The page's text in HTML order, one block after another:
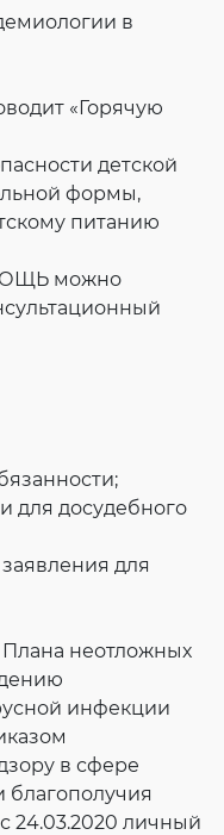
в
«Горячую
детской
формы,
питанию
можно
для досудебного
для
Плана неотложных
инфекции
в сфере
24.03.2020 личный